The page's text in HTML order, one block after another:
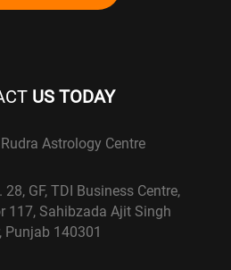
US TODAY
Astrology Centre
GF, TDI Business Centre,
117, Sahibzada Ajit Singh
Punjab 140301